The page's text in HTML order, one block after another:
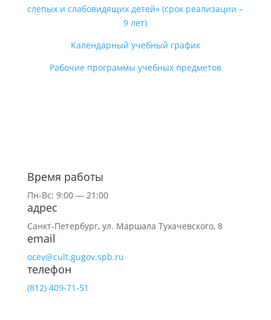
слепых и слабовидящих детей» (срок реализации –
9 лет)
Календарный учебный график
Рабочие программы учебных предметов
Время работы
Пн-Вс: 9:00 — 21:00
адрес
Санкт-Петербург, ул. Маршала Тухачевского, 8
email
ocev@cult.gugov.spb.ru
телефон
(812) 409-71-51